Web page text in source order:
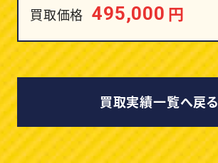
買取価格 495,000 円
買取実績一覧へ戻る